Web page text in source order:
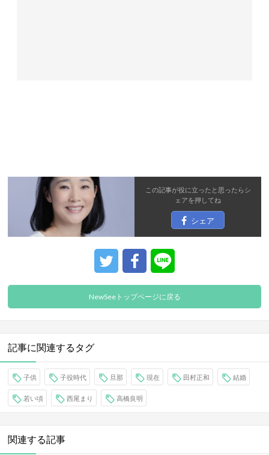
この記事が役に立ったと思ったらシ
ェアを押してね
シェア
NewSeeトップページに戻る
記事に関連するタグ
子供 子役時代 旦那 現在 田村正和 結婚
若い頃 西尾まり 高橋良明
関連する記事